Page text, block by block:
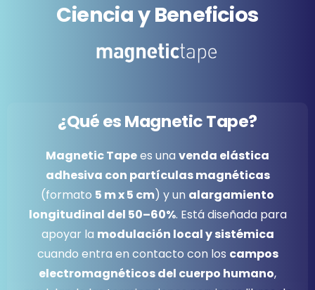
CienciayBeneficios
¿QuéesMagneticTape?
Magnetic Tapees una venda elástica
adhesiva con partículas magnéticas
(formato 5 m x 5 cm) y un alargamiento
longitudinal del 50–60%. Está diseñada para
apoyar la modulación local y sistémica
cuando entra en contacto con los campos
electromagnéticos del cuerpo humano,